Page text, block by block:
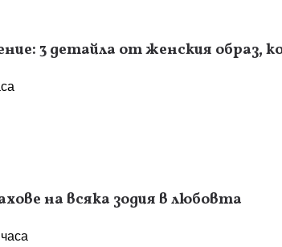
3 детайла от женския образ,
на всяка зодия в любовта